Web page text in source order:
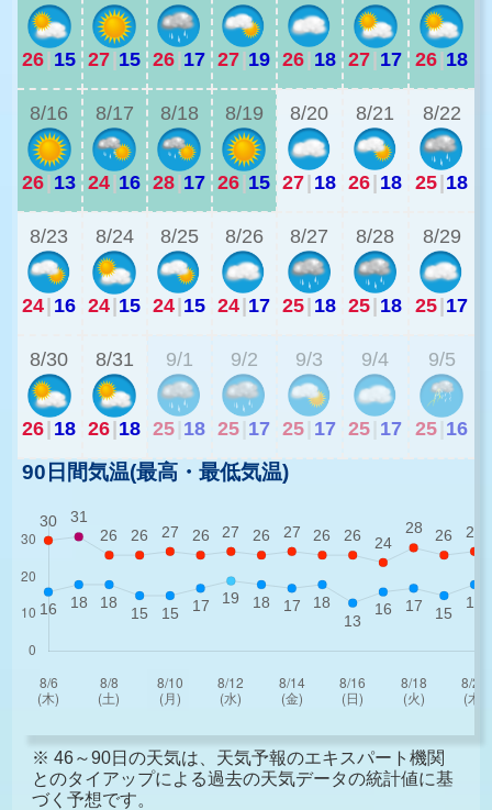
26| 15 27|15 26|17 27|19 26| 18 27| 17 26|18
8/16
26| 13
8/17
24|16
8/18
28|17
8/19
26|15
8/20
27| 18
8/21
26| 18
8/22
25|18
8/23
24| 16
8/24
24|15
8/25
24|15
8/26
24|17
8/27
25| 18
8/28
25| 18
8/29
25|17
8/30
26| 18
8/31
26|18
9/1
25 18
9/2
25 17
9/3
25 17
9/4
25 17
9/5
25 16
90日間気温(最高・最低気温)
※ 46～90日の天気は、天気予報のエキスパート機関
とのタイアップによる過去の天気データの統計値に基
づく予想です。